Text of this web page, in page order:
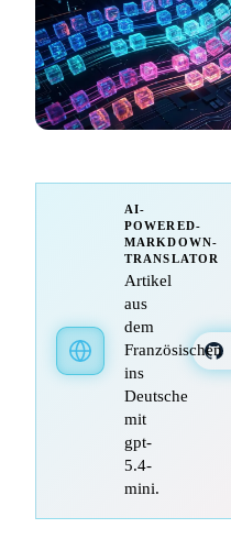
AI-
POWERED-
MARKDOWN-
TRANSLATOR
Artikel
aus
dem
Französischen
ins
Deutsche
mit
gpt-
5.4-
mini.